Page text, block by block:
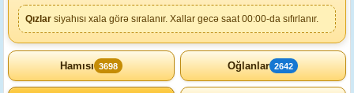
Qızlar siyahısı xala görə sıralanır. Xallar gecə saat 00:00-da sıfırlanır.
Hamısı 3698 Oğlanlar 2642